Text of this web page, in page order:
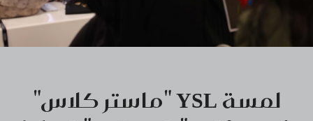
لمسة YSL "ماستر كلاس"